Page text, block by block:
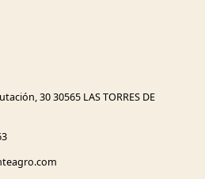
30 30565 LAS TORRES DE